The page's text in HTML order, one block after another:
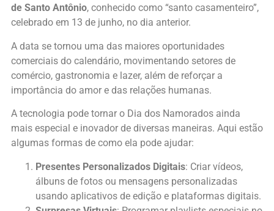
de Santo Antônio, conhecido como “santo casamenteiro”,
celebrado em 13 de junho, no dia anterior.
A data se tornou uma das maiores oportunidades
comerciais do calendário, movimentando setores de
comércio, gastronomia e lazer, além de reforçar a
importância do amor e das relações humanas.
A tecnologia pode tornar o Dia dos Namorados ainda
mais especial e inovador de diversas maneiras. Aqui estão
algumas formas de como ela pode ajudar:
Presentes Personalizados Digitais: Criar vídeos,
álbuns de fotos ou mensagens personalizadas
usando aplicativos de edição e plataformas digitais.